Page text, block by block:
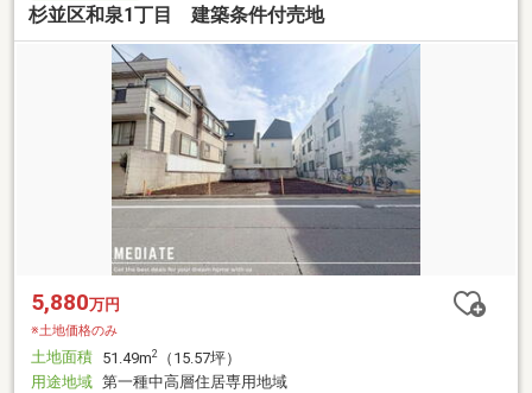
杉並区和泉1丁目 建築条件付売地
5,880万円
※土地価格のみ
土地面積 51.49m2
（15.57坪）
用途地域 第一種中高層住居専用地域